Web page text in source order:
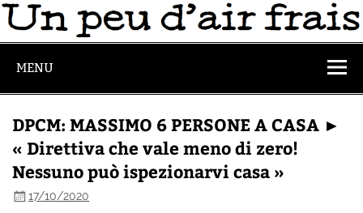
MENU
DPCM: MASSIMO 6 PERSONE A CASA ►
« Direttiva che vale meno di zero!
Nessuno può ispezionarvi casa »
17/10/2020